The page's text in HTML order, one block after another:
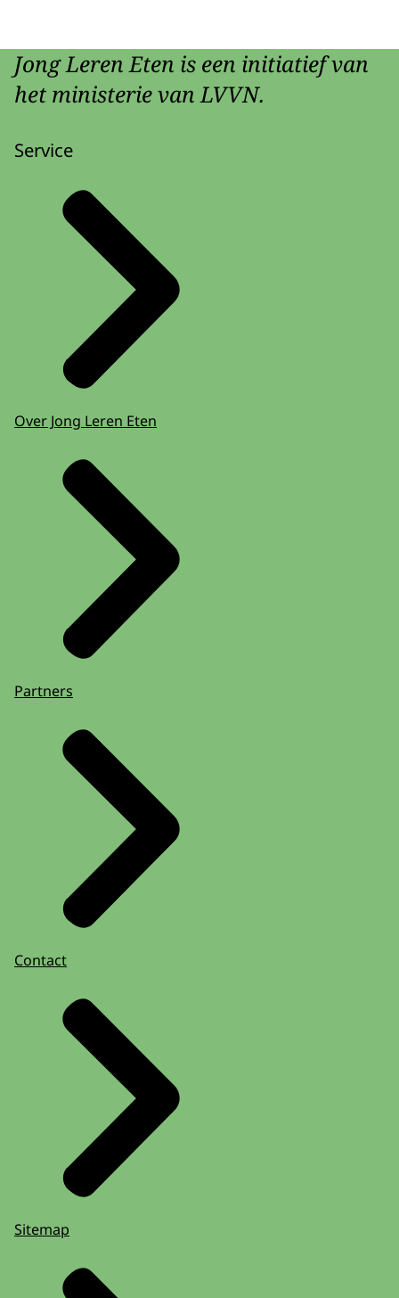
Jong Leren Eten is een initiatief van
het ministerie van LVVN.
Service
Over Jong Leren Eten
Partners
Contact
Sitemap